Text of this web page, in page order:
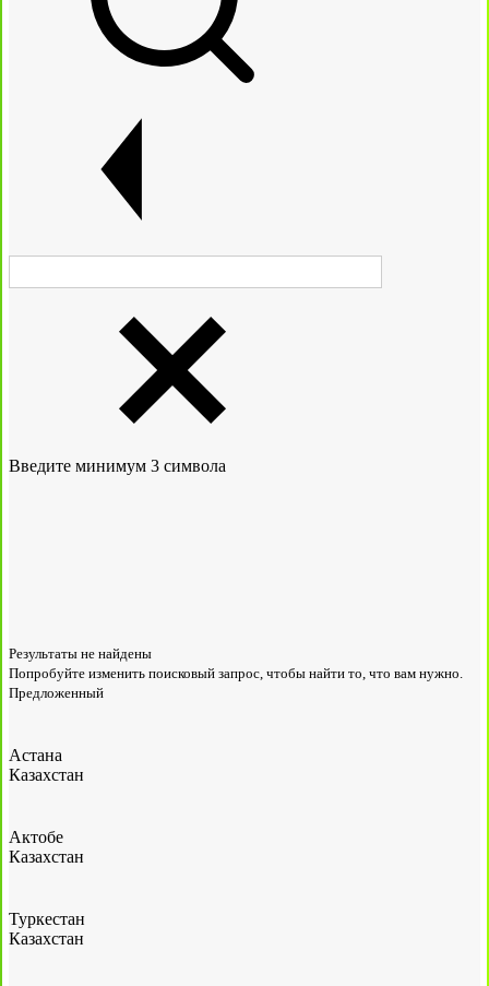
Введите минимум 3 символа
Результаты не найдены
Попробуйте изменить поисковый запрос, чтобы найти то, что вам нужно.
Предложенный
Астана
Казахстан
Актобе
Казахстан
Туркестан
Казахстан